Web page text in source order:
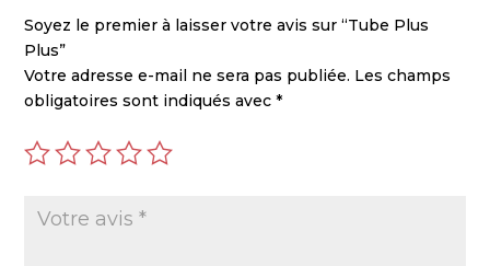
Soyez le premier à laisser votre avis sur “Tube Plus
Plus”
Votre adresse e-mail ne sera pas publiée. Les champs
obligatoires sont indiqués avec*